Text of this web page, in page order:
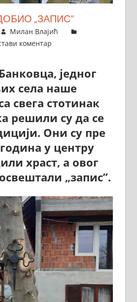
„ЗАПИС“
Милан Влајић
коментар
једног
села наше
свега стотинак
решили су да се
Они су пре
у центру
храст, а овог
„запис”.